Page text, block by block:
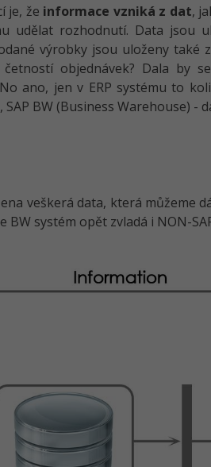
je, že informace vzniká z dat,
udělat rozhodnutí. Data jsou
výrobky jsou uloženy také
objednávek? Dala by
ano, jen v ERP systému to
BW (Business Warehouse) -
veškerá data, která můžeme
systém opět zvladá i NON-